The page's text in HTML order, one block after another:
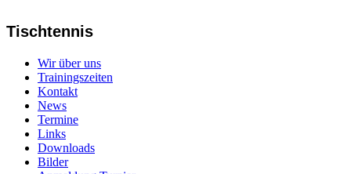
Tischtennis
Wir über uns
Trainingszeiten
Kontakt
News
Termine
Links
Downloads
Bilder